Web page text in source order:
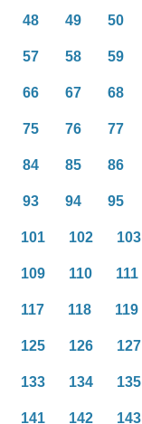
48 49 50
57 58 59
66 67 68
75 76 77
84 85 86
93 94 95
101 102 103
109 110 111
117 118 119
125 126 127
133 134 135
141 142 143